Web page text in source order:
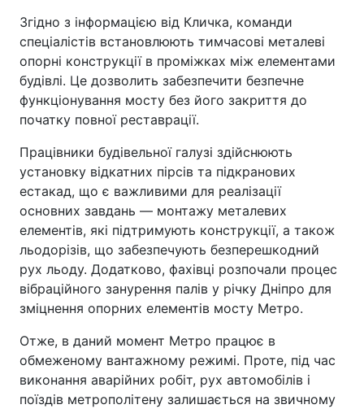
Згідно з інформацією від Кличка, команди
спеціалістів встановлюють тимчасові металеві
опорні конструкції в проміжках між елементами
будівлі. Це дозволить забезпечити безпечне
функціонування мосту без його закриття до
початку повної реставрації.
Працівники будівельної галузі здійснюють
установку відкатних пірсів та підкранових
естакад, що є важливими для реалізації
основних завдань — монтажу металевих
елементів, які підтримують конструкції, а також
льодорізів, що забезпечують безперешкодний
рух льоду. Додатково, фахівці розпочали процес
вібраційного занурення палів у річку Дніпро для
зміцнення опорних елементів мосту Метро.
Отже, в даний момент Метро працює в
обмеженому вантажному режимі. Проте, під час
виконання аварійних робіт, рух автомобілів і
поїздів метрополітену залишається на звичному